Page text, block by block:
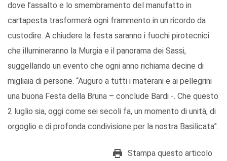
dove l’assalto e lo smembramento del manufatto in
cartapesta trasformerà ogni frammento in un ricordo da
custodire. A chiudere la festa saranno i fuochi pirotecnici
che illumineranno la Murgia e il panorama dei Sassi,
suggellando un evento che ogni anno richiama decine di
migliaia di persone. “Auguro a tutti i materani e ai pellegrini
una buona Festa della Bruna – conclude Bardi -. Che questo
2 luglio sia, oggi come sei secoli fa, un momento di unità, di
orgoglio e di profonda condivisione per la nostra Basilicata”.
Stampa questo articolo